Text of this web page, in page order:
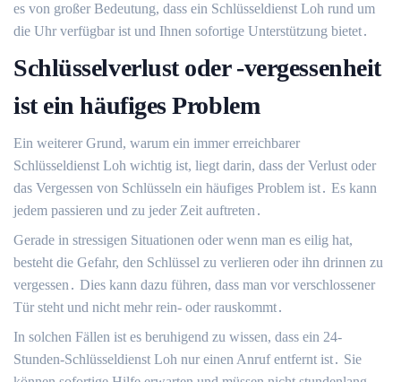
es von großer Bedeutung, dass ein Schlüsseldienst Loh rund um
die Uhr verfügbar ist und Ihnen sofortige Unterstützung bietet․
Schlüsselverlust oder -vergessenheit
ist ein häufiges Problem
Ein weiterer Grund, warum ein immer erreichbarer
Schlüsseldienst Loh wichtig ist, liegt darin, dass der Verlust oder
das Vergessen von Schlüsseln ein häufiges Problem ist․ Es kann
jedem passieren und zu jeder Zeit auftreten․
Gerade in stressigen Situationen oder wenn man es eilig hat,
besteht die Gefahr, den Schlüssel zu verlieren oder ihn drinnen zu
vergessen․ Dies kann dazu führen, dass man vor verschlossener
Tür steht und nicht mehr rein- oder rauskommt․
In solchen Fällen ist es beruhigend zu wissen, dass ein 24-
Stunden-Schlüsseldienst Loh nur einen Anruf entfernt ist․ Sie